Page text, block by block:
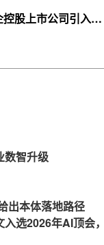
控股上市公司引入
数智升级
出本体落地路径
选2026年AI顶会